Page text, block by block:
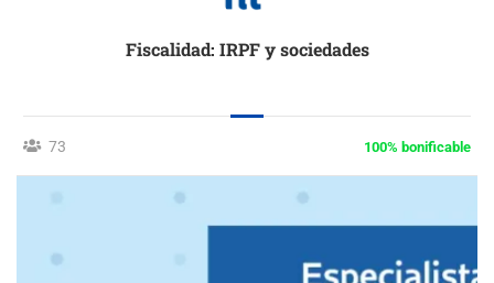
Fiscalidad: IRPF y sociedades
73 100% bonificable